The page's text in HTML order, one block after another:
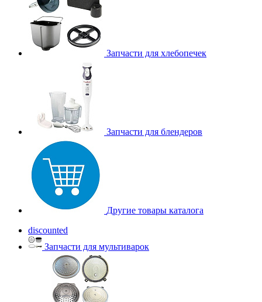
Запчасти для хлебопечек
Запчасти для блендеров
Другие товары каталога
discounted
Запчасти для мультиварок